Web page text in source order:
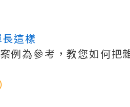
這樣
例為參考，教您如何把